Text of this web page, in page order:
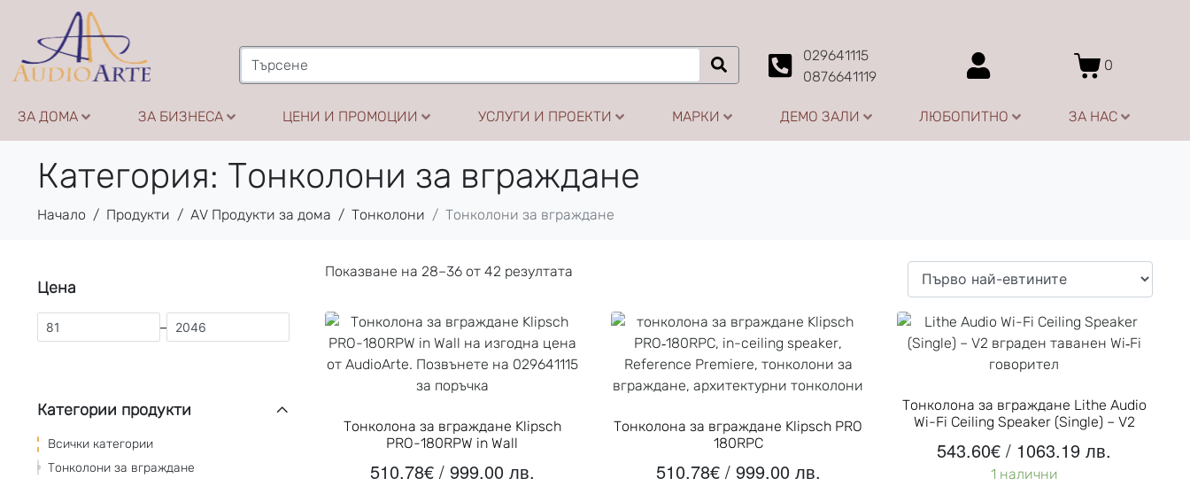
029641115
0876641119
0
ЗА ДОМА ЗА БИЗНЕСА ЦЕНИ И ПРОМОЦИИ УСЛУГИ И ПРОЕКТИ МАРКИ ДЕМО ЗАЛИ ЛЮБОПИТНО ЗА НАС
Категория: Тонколони за вграждане
Начало Продукти AV Продукти за дома Тонколони Тонколони за вграждане
Показване на 28–36 от 42 резултата
Тонколона за вграждане Klipsch
PRO-180RPW in Wall
510.78€/ 999.00 лв.
Тонколона за вграждане Klipsch PRO
180RPC
510.78€/ 999.00 лв.
Тонколона за вграждане Lithe Audio
Wi-Fi Ceiling Speaker (Single) – V2
543.60€ / 1063.19 лв.
1 налични
Цена
–
Категории продукти
Всички категории
Тонколони за вграждане